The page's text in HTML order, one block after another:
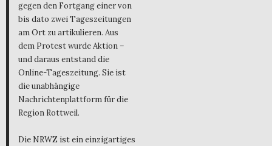
gegen den Fortgang einer von
bis dato zwei Tageszeitungen
am Ort zu artikulieren. Aus
dem Protest wurde Aktion –
und daraus entstand die
Online-Tageszeitung. Sie ist
die unabhängige
Nachrichtenplattform für die
Region Rottweil.
Die NRWZ ist ein einzigartiges